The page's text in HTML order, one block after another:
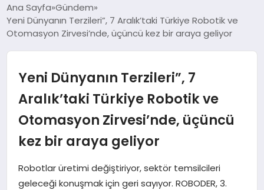
TEKNOLOJI
YAŞAM
SAĞLIK
Ana Sayfa Gündem
Yeni Dünyanın Terzileri”, 7 Aralık’taki Türkiye Robotik ve
Otomasyon Zirvesi’nde, üçüncü kez bir araya geliyor
Yeni Dünyanın Terzileri”, 7
Aralık’taki Türkiye Robotik ve
Otomasyon Zirvesi’nde, üçüncü
kez bir araya geliyor
Robotlar üretimi değiştiriyor, sektör temsilcileri
geleceği konuşmak için geri sayıyor. ROBODER, 3.